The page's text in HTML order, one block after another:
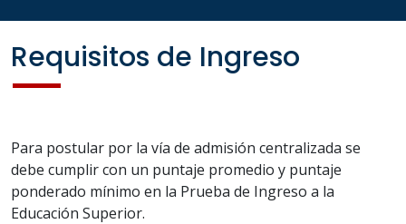
Requisitos de Ingreso
Para postular por la vía de admisión centralizada se
debe cumplir con un puntaje promedio y puntaje
ponderado mínimo en la Prueba de Ingreso a la
Educación Superior.